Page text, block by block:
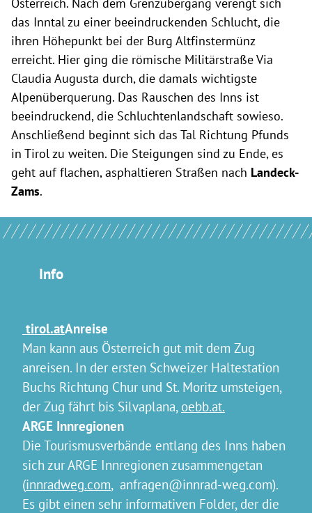
das Inntal zu einer beeindruckenden Schlucht, die
ihren Höhepunkt bei der Burg Altfinstermünz
erreicht. Hier ging die römische Militärstraße Via
Claudia Augusta durch, die damals wichtigste
Alpenüberquerung. Das Rauschen des Inns ist
beeindruckend, die Schluchtenlandschaft sowieso.
Anschließend beginnt sich das Tal Richtung Pfunds
in Tirol zu weiten. Die Steigungen sind zu Ende, es
geht auf flachen, asphaltieren Straßen nach Landeck-
Zams.
Info
tirol.atAnreise
Man kann aus Österreich gut mit dem Zug
anreisen. In der ersten Schweizer Haltestation
Buchs Richtung Chur und St. Moritz umsteigen,
der Zug fährt bis Silvaplana, oebb.at.
ARGE Innregionen
Die Tourismusverbände entlang des Inns haben
sich zur ARGE Innregionen zusammengetan
(innradweg.com, anfragen@innrad-weg.com).
Es gibt einen sehr informativen Folder, der die